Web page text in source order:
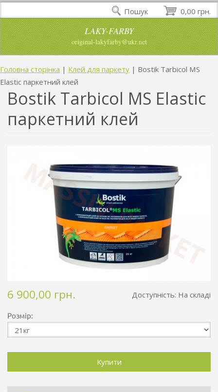
LAKY-FARBY
original-lakyfarby@ukr.net
Головна сторінка | Клей для паркету | Bostik Tarbicol MS
Elastic паркетний клей
Bostik Tarbicol MS Elastic
паркетний клей
Доступність: На складі
6 900,00 грн.
Розмір:
0,00 грн.
Пошук